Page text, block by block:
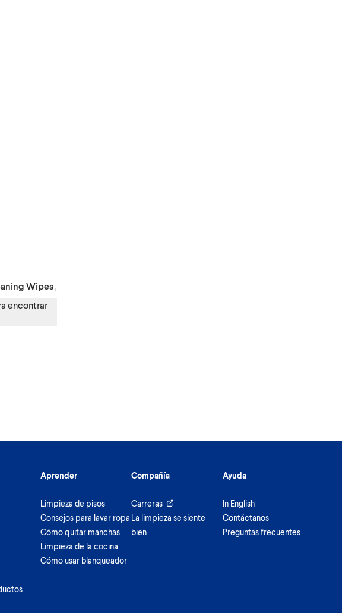
Wipes₁
encontrar
Aprender
Limpieza de pisos
Consejos para lavar ropa
Cómo quitar manchas
Limpieza de la cocina
Cómo usar blanqueador
Compañía
Carreras
La limpieza se siente
bien
Ayuda
In English
Contáctanos
Preguntas frecuentes